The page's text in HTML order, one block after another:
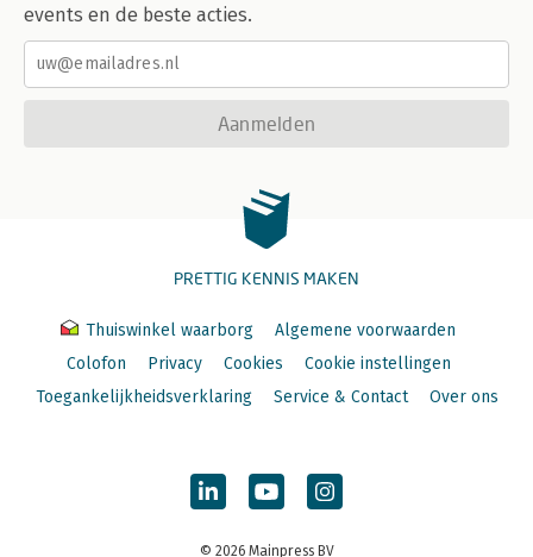
events en de beste acties.
Aanmelden
PRETTIG KENNIS MAKEN
Thuiswinkel waarborg
Algemene voorwaarden
Colofon
Privacy Cookies
Cookie instellingen
Toegankelijkheidsverklaring
Service & Contact Over ons
© 2026 Mainpress BV